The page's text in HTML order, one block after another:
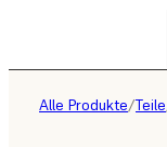
Alle Produkte/Teile